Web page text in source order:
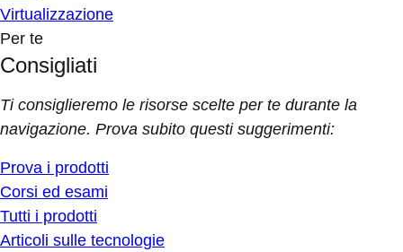
Virtualizzazione
Per te
Consigliati
Ti consiglieremo le risorse scelte per te durante la
navigazione. Prova subito questi suggerimenti:
Prova i prodotti
Corsi ed esami
Tutti i prodotti
Articoli sulle tecnologie